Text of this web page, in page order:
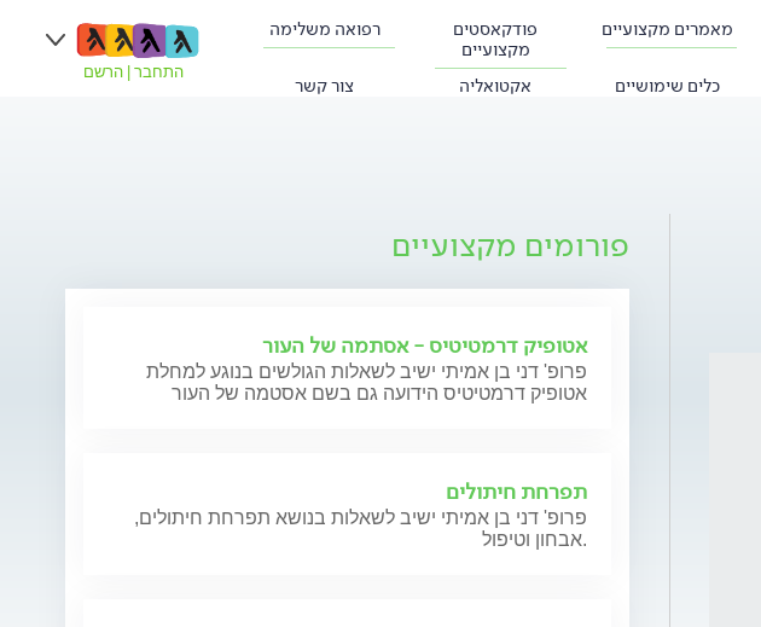
מאמרים מקצועיים
פודקאסטים
מקצועיים
רפואה משלימה
כלים שימושיים אקטואליה צור קשר
התחבר הרשם
פורומים מקצועיים
אטופיק דרמטיטיס - אסתמה של העור
פרופ' דני בן אמיתי ישיב לשאלות הגולשים בנוגע למחלת
אטופיק דרמטיטיס הידועה גם בשם אסטמה של העור
תפרחת חיתולים
פרופ' דני בן אמיתי ישיב לשאלות בנושא תפרחת חיתולים,
אבחון וטיפול.